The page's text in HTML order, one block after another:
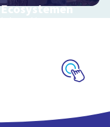
Ecosystemen
Interactieve